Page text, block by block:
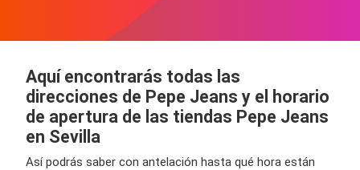
Aquí encontrarás todas las
direcciones de Pepe Jeans y el horario
de apertura de las tiendas Pepe Jeans
en Sevilla
Así podrás saber con antelación hasta qué hora están